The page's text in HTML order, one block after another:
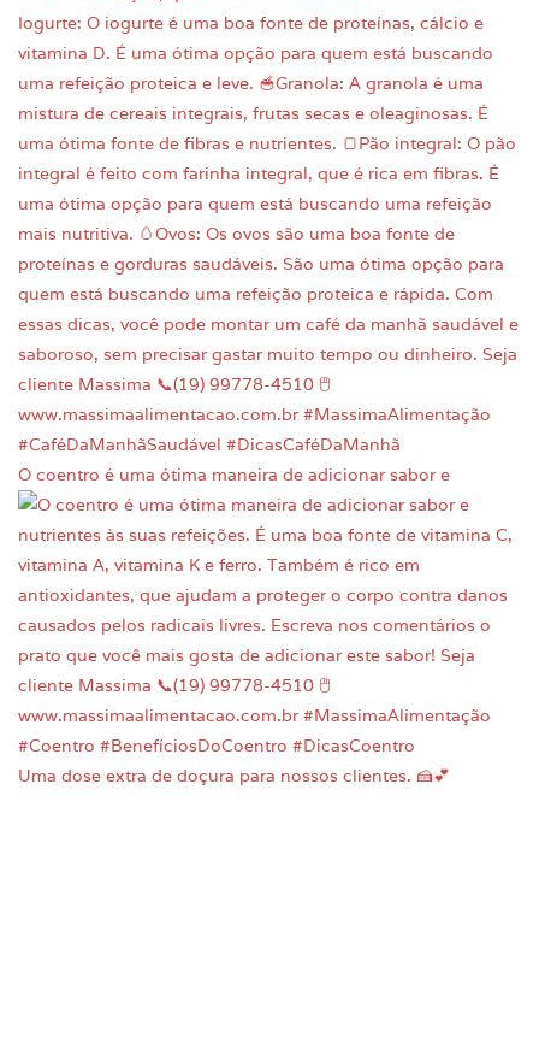
O coentro é uma ótima maneira de adicionar sabor e
Uma dose extra de doçura para nossos clientes. 🍰💕